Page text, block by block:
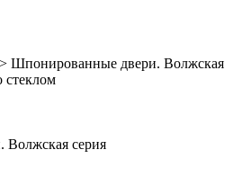
Шпонированные двери. Волжская
стеклом
серия